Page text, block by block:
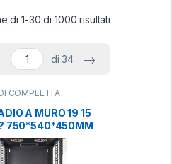
di 1-30 di 1000 risultati
di 34 →
COMPLETI A
A MURO 19 15
750*540*450MM